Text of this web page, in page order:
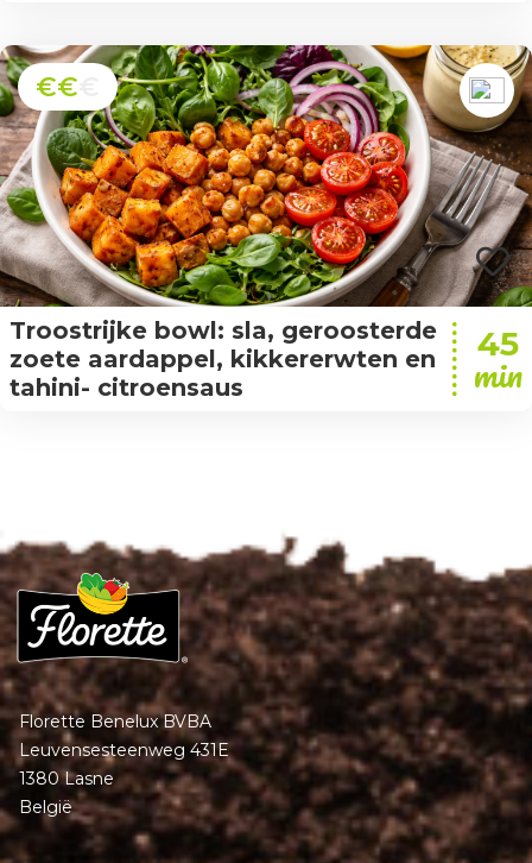
€€
Troostrijke bowl: sla, geroosterde
zoete aardappel, kikkererwten en
tahini- citroensaus
45
min
Florette Benelux BVBA
Leuvensesteenweg 431E
1380 Lasne
België